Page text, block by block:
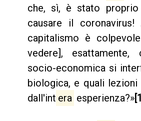
che, sì, è stato
causare il coronavirus!
capitalismo è
vedere],
socio-economica si
biologica, e quali
dall'int era esperienza?»